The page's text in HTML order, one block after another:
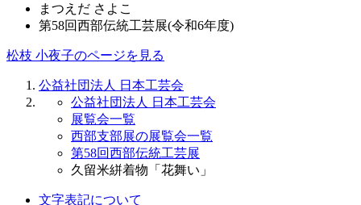
まつえだ さよこ
第58回西部伝統工芸展(令和6年度)
松枝 小夜子のページを見る
公益社団法人 日本工芸会
公益社団法人 日本工芸会
展覧会一覧
西部支部展の展覧会一覧
第58回西部伝統工芸展
久留米絣着物「花舞い」
文字表記について